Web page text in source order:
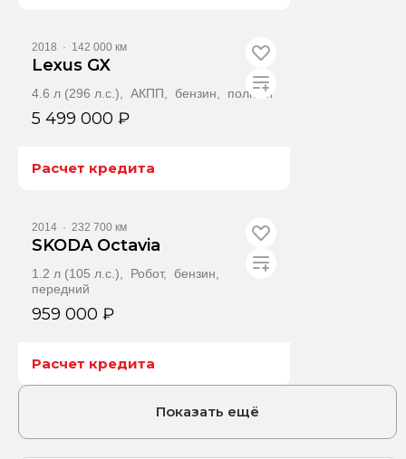
2018 · 142 000 км
Lexus GX
4.6 л (296 л.с.), АКПП, бензин, полный
5 499 000 ₽
Расчет кредита
2014 · 232 700 км
SKODA Octavia
1.2 л (105 л.с.), Робот, бензин,
передний
959 000 ₽
Расчет кредита
Показать ещё